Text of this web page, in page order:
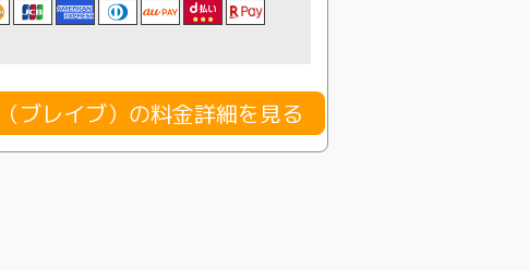
ブレイブ）の料金詳細を見る